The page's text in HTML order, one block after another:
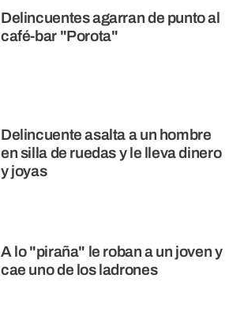
Delincuentes agarran de punto al
café-bar "Porota"
Delincuente asalta a un hombre
en silla de ruedas y le lleva dinero
y joyas
A lo "piraña" le roban a un joven y
cae uno de los ladrones